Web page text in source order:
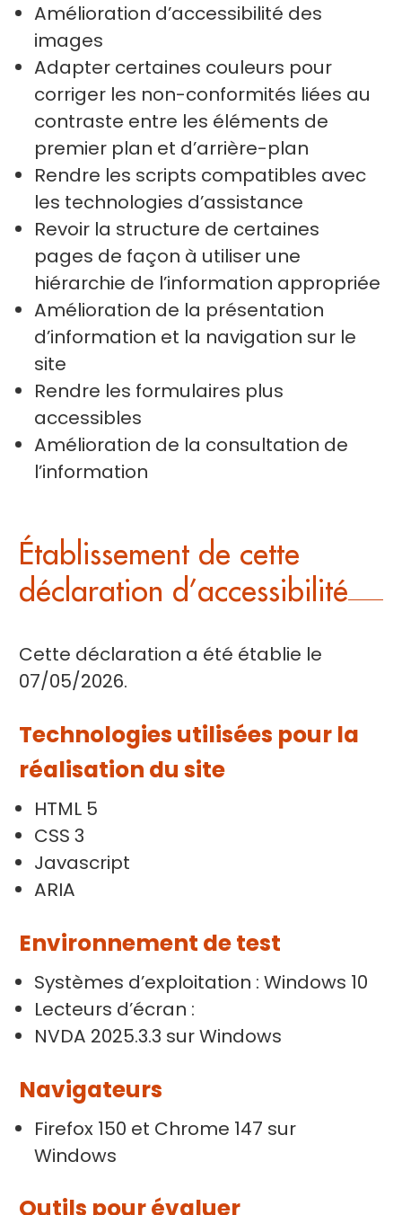
Amélioration d’accessibilité des
images
Adapter certaines couleurs pour
corriger les non-conformités liées au
contraste entre les éléments de
premier plan et d’arrière-plan
Rendre les scripts compatibles avec
les technologies d’assistance
Revoir la structure de certaines
pages de façon à utiliser une
hiérarchie de l’information appropriée
Amélioration de la présentation
d’information et la navigation sur le
site
Rendre les formulaires plus
accessibles
Amélioration de la consultation de
l’information
Établissement de cette
déclaration d’accessibilité
Cette déclaration a été établie le
07/05/2026.
Technologies utilisées pour la
réalisation du site
HTML 5
CSS 3
Javascript
ARIA
Environnement de test
Systèmes d’exploitation : Windows 10
Lecteurs d’écran :
NVDA 2025.3.3 sur Windows
Navigateurs
Firefox 150 et Chrome 147 sur
Windows
Outils pour évaluer